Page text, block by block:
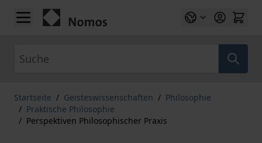
Zum Inhalt springen
Startseite / Geisteswissenschaften / Philosophie
/ Praktische Philosophie
/ Perspektiven Philosophischer Praxis